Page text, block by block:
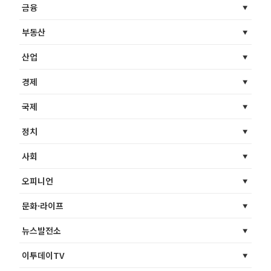
금융
부동산
산업
경제
국제
정치
사회
오피니언
문화·라이프
뉴스발전소
이투데이TV